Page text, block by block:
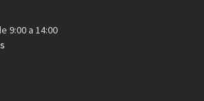
9:00 a 14:00